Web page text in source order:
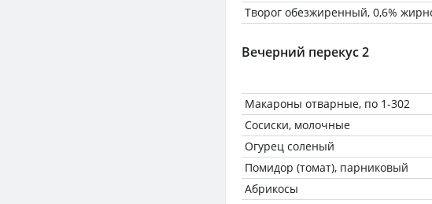
Творог обезжиренный, 0,6%
Вечерний перекус 2
Макароны отварные, по 1-302
Сосиски, молочные
Огурец соленый
Помидор (томат), парниковый
Абрикосы